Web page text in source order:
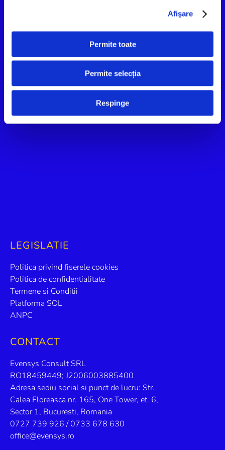
Afişare
Permite toate
Permite selecția
Respinge
LEGISLATIE
Politica privind fiserele cookies
Politica de confidentialitate
Termene si Conditii
Platforma SOL
ANPC
CONTACT
Evensys Consult SRL
RO18459449; J2006003885400
Adresa sediu social si punct de lucru: Str.
Calea Floreasca nr. 165, One Tower, et. 6,
Sector 1, Bucuresti, Romania
0727 739 926 / 0733 678 630
office@evensys.ro